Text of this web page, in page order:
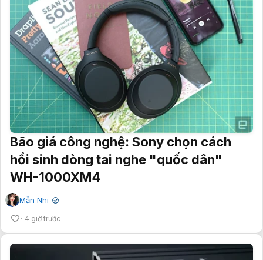
Bão giá công nghệ: Sony chọn cách
hồi sinh dòng tai nghe "quốc dân"
WH-1000XM4
Mẫn Nhi ✔
4 giờ trước